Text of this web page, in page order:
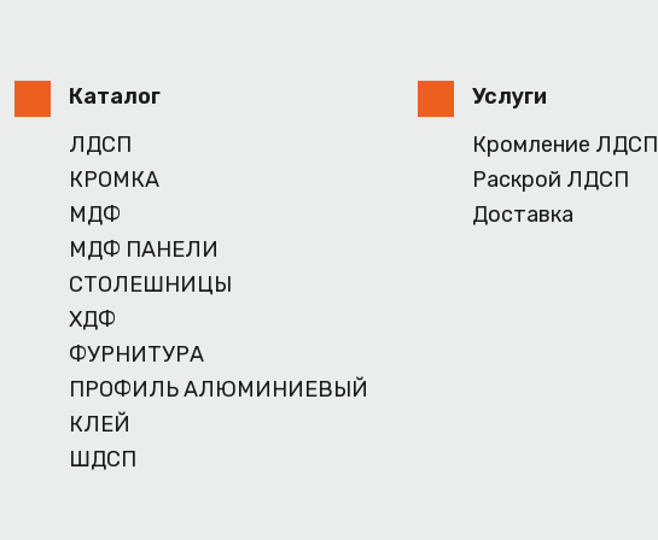
Каталог
ЛДСП
КРОМКА
МДФ
МДФ ПАНЕЛИ
СТОЛЕШНИЦЫ
ХДФ
ФУРНИТУРА
ПРОФИЛЬ АЛЮМИНИЕВЫЙ
КЛЕЙ
ШДСП
Услуги
Кромление ЛДСП
Раскрой ЛДСП
Доставка